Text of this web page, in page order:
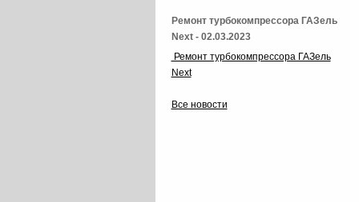
Ремонт турбокомпрессора ГАЗель
Next - 02.03.2023
Ремонт турбокомпрессора ГАЗель
Next
Все новости